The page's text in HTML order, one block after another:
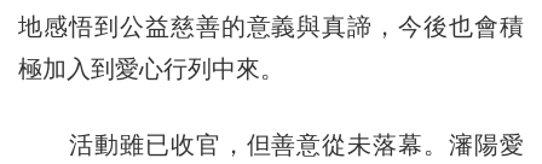
地感悟到公益慈善的意義與真諦，今後也會積
極加入到愛心行列中來。
活動雖已收官，但善意從未落幕。瀋陽愛